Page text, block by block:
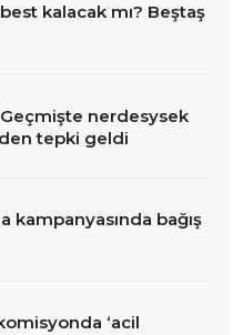
kalacak mı? Beştaş
nerdesysek
tepki geldi
kampanyasında bağış
‘acil